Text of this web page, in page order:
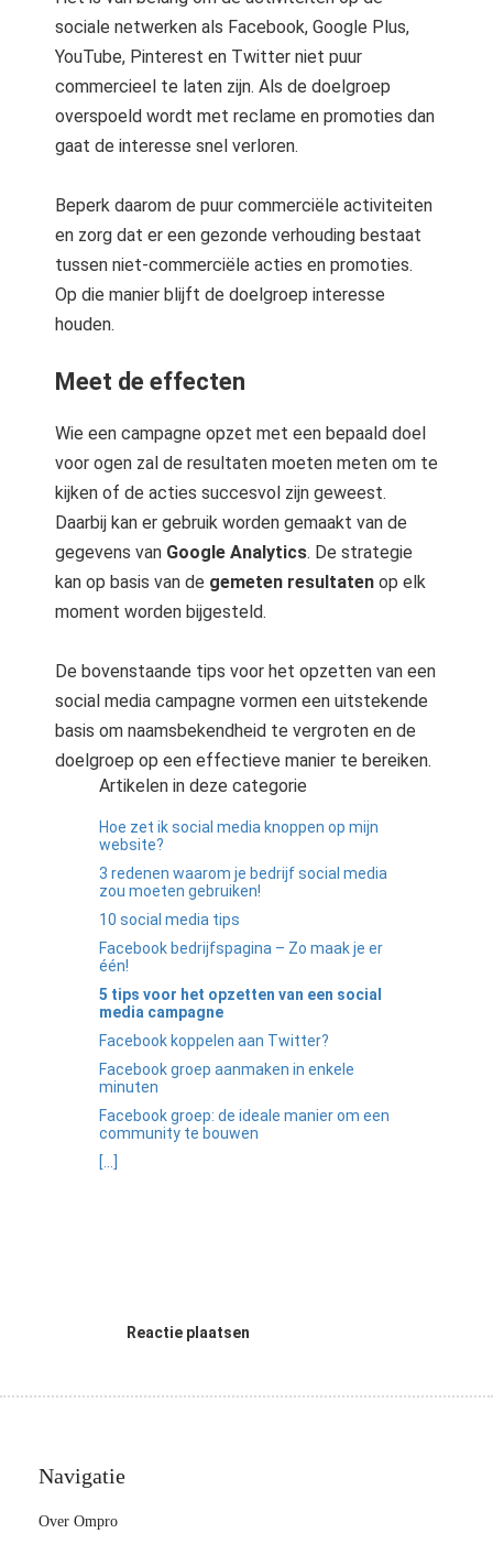
sociale netwerken als Facebook, Google Plus,
YouTube, Pinterest en Twitter niet puur
commercieel te laten zijn. Als de doelgroep
overspoeld wordt met reclame en promoties dan
gaat de interesse snel verloren.
Beperk daarom de puur commerciële activiteiten
en zorg dat er een gezonde verhouding bestaat
tussen niet-commerciële acties en promoties.
Op die manier blijft de doelgroep interesse
houden.
Meet de effecten
Wie een campagne opzet met een bepaald doel
voor ogen zal de resultaten moeten meten om te
kijken of de acties succesvol zijn geweest.
Daarbij kan er gebruik worden gemaakt van de
gegevens van Google Analytics. De strategie
kan op basis van de gemeten resultaten op elk
moment worden bijgesteld.
De bovenstaande tips voor het opzetten van een
social media campagne vormen een uitstekende
basis om naamsbekendheid te vergroten en de
doelgroep op een effectieve manier te bereiken.
Artikelen in deze categorie
Hoe zet ik social media knoppen op mijn
website?
3 redenen waarom je bedrijf social media
zou moeten gebruiken!
10 social media tips
Facebook bedrijfspagina – Zo maak je er
één!
5 tips voor het opzetten van een social
media campagne
Facebook koppelen aan Twitter?
Facebook groep aanmaken in enkele
minuten
Facebook groep: de ideale manier om een
community te bouwen
[...]
Reactie plaatsen
Navigatie
Over Ompro